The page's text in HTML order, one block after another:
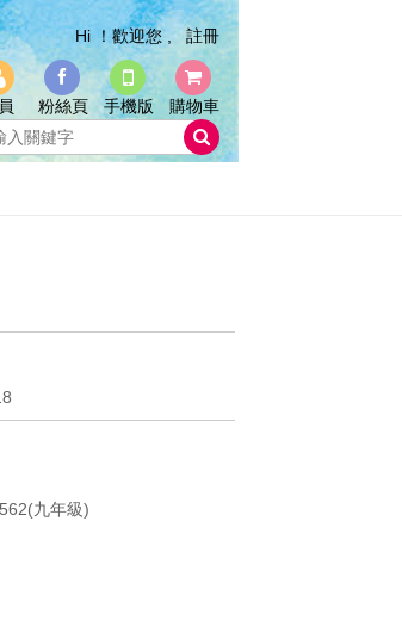
Hi ！歡迎您 , 註冊
粉絲頁 手機版 購物車
九年級)